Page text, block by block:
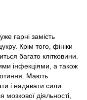
гарні замість
Крім того, фініки
багато клітковини.
інфекціями, а також
Мають
і надавати сили.
мозкової діяльності,